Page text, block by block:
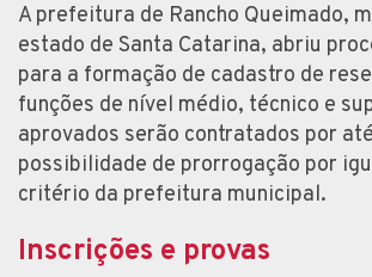
A prefeitura de Rancho Queimado,
estado de Santa Catarina, abriu
para a formação de cadastro de
funções de nível médio, técnico e
aprovados serão contratados por
possibilidade de prorrogação por
critério da prefeitura municipal.
Inscrições e provas